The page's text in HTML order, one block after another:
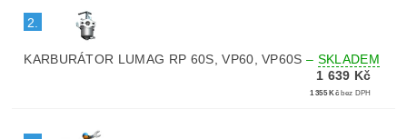
2.
KARBURÁTOR LUMAG RP 60S, VP60, VP60S– SKLADEM
1 639 Kč
1 355 Kč bez DPH